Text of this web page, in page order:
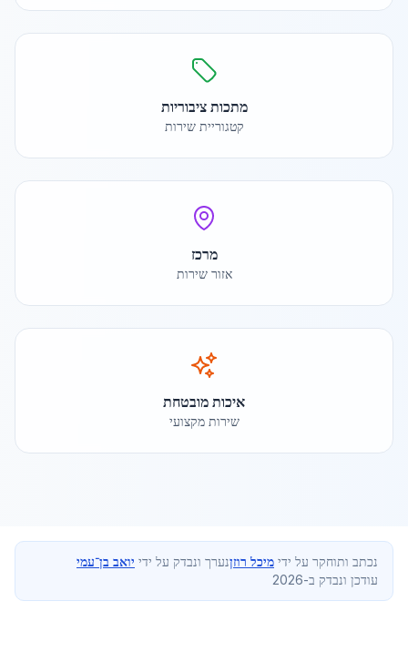
מתכות ציבוריות
קטגוריית שירות
מרכז
אזור שירות
איכות מובטחת
שירות מקצועי
נכתב ותוחקר על ידי מיכל רוזןנערך ונבדק על ידי יואב בן־עמי
עודכן ונבדק ב-2026